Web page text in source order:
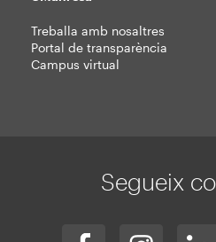
Treballa amb nosaltres
Portal de transparència
Campus virtual
Segueix